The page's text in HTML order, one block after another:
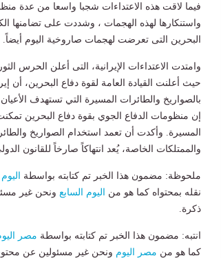
فيما لاقت هذه الاعتداءات شجبا واسعا من عدة
واستنكارها لهذه الهجمات ، وشددت على تضامنها
البحرين التى تعرضت لهجمات صاروخية اليوم أيضاً.
وامتدت الاعتداءات الإيرانية، التى أعلن الحرس
حيث أعلنت القيادة العامة لقوة دفاع البحرين، أن
بالصواريخ والطائرات المسيرة التي تستهدف
المسيرة. وأكدت أن تعمد استخدام الصواريخ
والممتلكات الخاصة، يُعد انتهاكاً صارخاً للقانون
ملحوظة: مضمون هذا الخبر تم كتابته بواسطة
نقله بمحتواه كما هو من
اليوم السابع ونحن غير
ذكرة.
انتبه: مضمون هذا الخبر تم كتابته بواسطة مصر
كما هو من مصر اليوم ونحن غير مسئولين عن